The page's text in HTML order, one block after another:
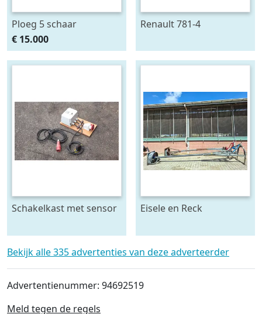
Ploeg 5 schaar
RUMPTSTAD RPV 140 -
480V4 + 1
€ 15.000
Renault 781-4
Schakelkast met sensor
Eisele en Reck
kast 70 x 70 raam - beide
5 meter lang
Bekijk alle 335 advertenties van deze adverteerder
Advertentienummer: 94692519
Meld tegen de regels